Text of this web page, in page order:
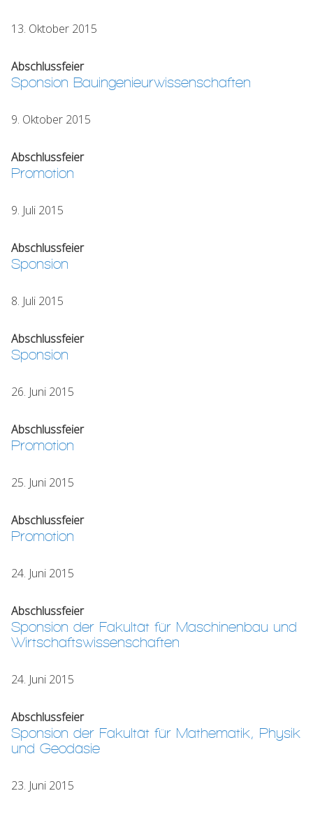
13. Oktober 2015
Abschlussfeier
Sponsion Bauingenieurwissenschaften
9. Oktober 2015
Abschlussfeier
Promotion
9. Juli 2015
Abschlussfeier
Sponsion
8. Juli 2015
Abschlussfeier
Sponsion
26. Juni 2015
Abschlussfeier
Promotion
25. Juni 2015
Abschlussfeier
Promotion
24. Juni 2015
Abschlussfeier
Sponsion der Fakultät für Maschinenbau und
Wirtschaftswissenschaften
24. Juni 2015
Abschlussfeier
Sponsion der Fakultät für Mathematik, Physik
und Geodäsie
23. Juni 2015